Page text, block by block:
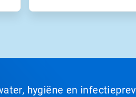
hygiëne en